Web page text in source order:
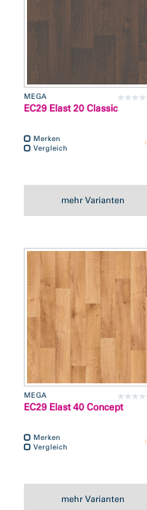
MEGA
EC29 Elast 20 Classic
Merken
Vergleich
mehr Varianten
MEGA
EC29 Elast 40 Concept
Merken
Vergleich
mehr Varianten